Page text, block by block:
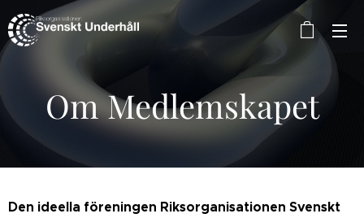
Om Medlemskapet
Den ideella föreningen Riksorganisationen Svenskt